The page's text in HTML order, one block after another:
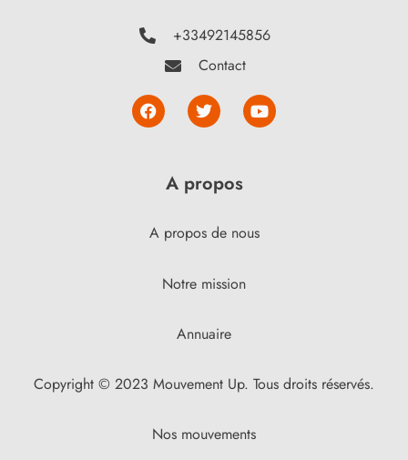
+33492145856
Contact
A propos
A propos de nous
Notre mission
Annuaire
Copyright © 2023 Mouvement Up. Tous droits réservés.
Nos mouvements